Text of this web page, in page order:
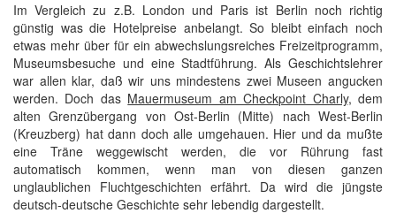
Im Vergleich zu z.B. London und Paris ist Berlin noch richtig
günstig was die Hotelpreise anbelangt. So bleibt einfach noch
etwas mehr über für ein abwechslungsreiches Freizeitprogramm,
Museumsbesuche und eine Stadtführung. Als Geschichtslehrer
war allen klar, daß wir uns mindestens zwei Museen angucken
werden. Doch das Mauermuseum am Checkpoint Charly, dem
alten Grenzübergang von Ost-Berlin (Mitte) nach West-Berlin
(Kreuzberg) hat dann doch alle umgehauen. Hier und da mußte
eine Träne weggewischt werden, die vor Rührung fast
automatisch kommen, wenn man von diesen ganzen
unglaublichen Fluchtgeschichten erfährt. Da wird die jüngste
deutsch-deutsche Geschichte sehr lebendig dargestellt.